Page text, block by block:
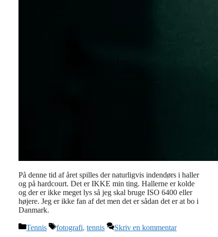
På denne tid af året spilles der naturligvis indendørs i haller
og på hardcourt. Det er IKKE min ting. Hallerne er kolde
og der er ikke meget lys så jeg skal bruge ISO 6400 eller
højere. Jeg er ikke fan af det men det er sådan det er at bo i
Danmark.
Kategorier
Tennis Tags
fotografi, tennis Skriv en kommentar